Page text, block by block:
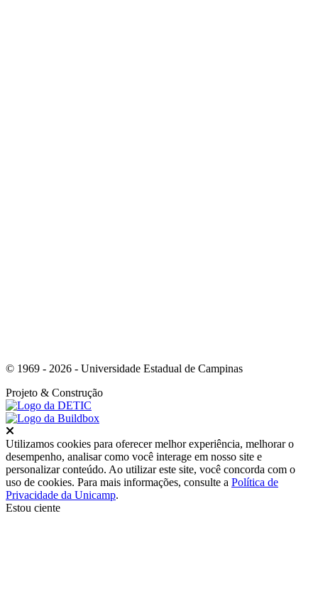
© 1969 - 2026 - Universidade Estadual de Campinas
Projeto & Construção
Utilizamos cookies para oferecer melhor experiência, melhorar o
desempenho, analisar como você interage em nosso site e
personalizar conteúdo. Ao utilizar este site, você concorda com o
uso de cookies. Para mais informações, consulte a Política de
Privacidade da Unicamp.
Estou ciente